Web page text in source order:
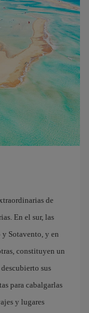
de
En el sur, las
Sotavento, y en
constituyen un
sus
para cabalgarlas
y lugares